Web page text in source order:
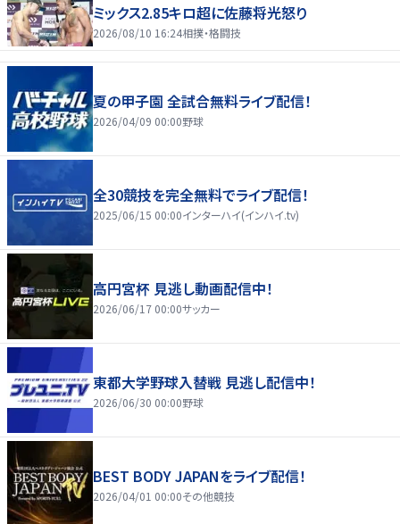
ミックス2.85キロ超に佐藤将光怒り
2026/08/10 16:24相撲・格闘技
夏の甲子園 全試合無料ライブ配信！
2026/04/09 00:00野球
全30競技を完全無料でライブ配信！
2025/06/15 00:00インターハイ(インハイ.tv)
高円宮杯 見逃し動画配信中！
2026/06/17 00:00サッカー
東都大学野球入替戦 見逃し配信中！
2026/06/30 00:00野球
BEST BODY JAPANをライブ配信！
2026/04/01 00:00その他競技